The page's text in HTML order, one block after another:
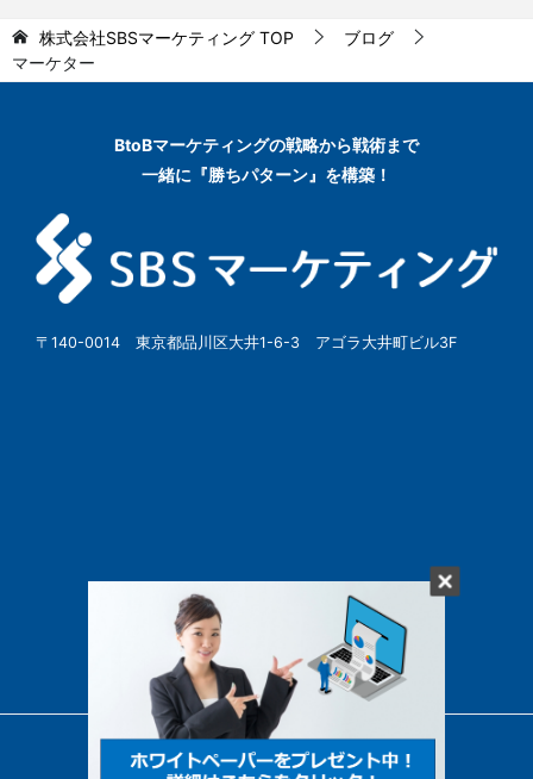
株式会社SBSマーケティング TOP
ブログ
マーケター
BtoBマーケティングの戦略から戦術まで
一緒に『勝ちパターン』を構築！
〒140-0014 東京都品川区大井1-6-3 アゴラ大井町ビル3F
© SBSMarketing Co., Ltd.